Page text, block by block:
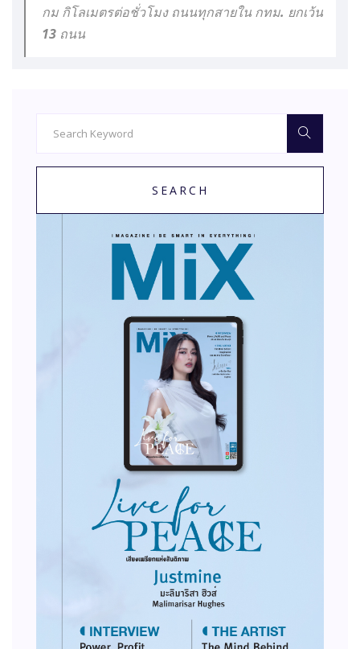
กม กิโลเมตรต่อชั่วโมง ถนนทุกสายใน กทม. ยกเว้น
13 ถนน
SEARCH